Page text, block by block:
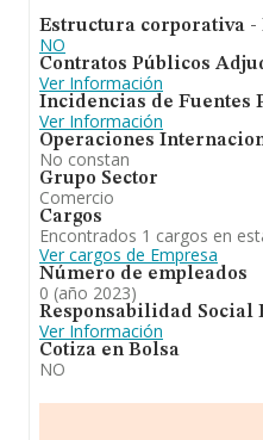
Estructura corporativa -
NO
Contratos Públicos
Ver Información
Incidencias de Fuentes
Ver Información
Operaciones
No constan
Grupo Sector
Comercio
Cargos
Encontrados 1 cargos en
Ver cargos de Empresa
Número de empleados
0 (año 2023)
Responsabilidad Social
Ver Información
Cotiza en Bolsa
NO